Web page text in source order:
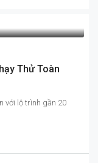
Thử Toàn
với lộ trình gần 20